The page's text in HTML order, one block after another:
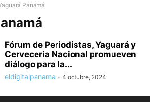
Panamá
Fórum de Periodistas, Yaguará y
Cervecería Nacional promueven
diálogo para la...
eldigitalpanama - 4 octubre, 2024